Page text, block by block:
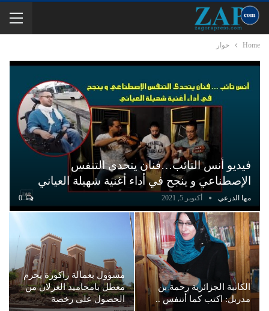
Home حوار
فيديو أنس التائب…فنان يتحدى التنفس
الإصطناعي و ينجح في أداء أغنية شهيلة العياني
مها الدرعي أكتوبر 5, 2021 0
الكاتبة الجزائرية رحمة بن
مدربل: اكتب كما أتنفس ..
مسؤول بعمالة زاكورة يحرم
معطل بامحاميد الغزلان من
الحصول على رخصة